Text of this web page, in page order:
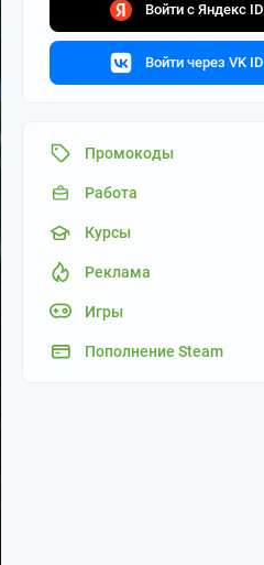
Войти с Яндекс ID
Войти через VK ID
Промокоды
Работа
Курсы
Реклама
Игры
Пополнение Steam